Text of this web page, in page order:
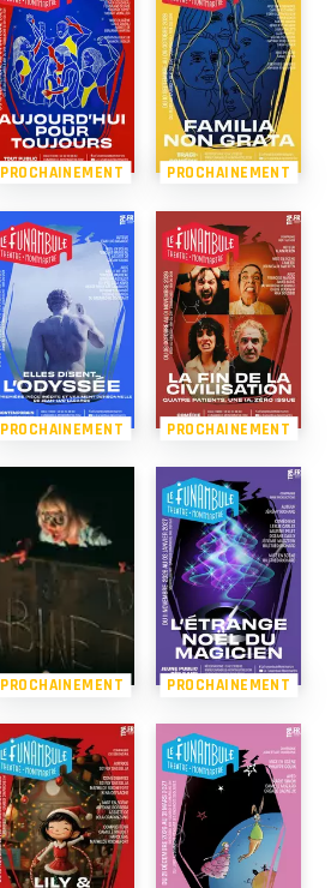
PROCHAINEMENT PROCHAINEMENT
PROCHAINEMENT PROCHAINEMENT
PROCHAINEMENT PROCHAINEMENT